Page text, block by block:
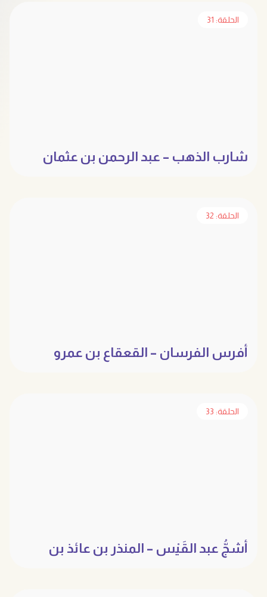
الحلقة: 31
شارب الذهب – عبد الرحمن بن عثمان
الحلقة: 32
أفرس الفرسان – القعقاع بن عمرو
الحلقة: 33
أشجُّ عبد القَيْس – المنذر بن عائذ بن